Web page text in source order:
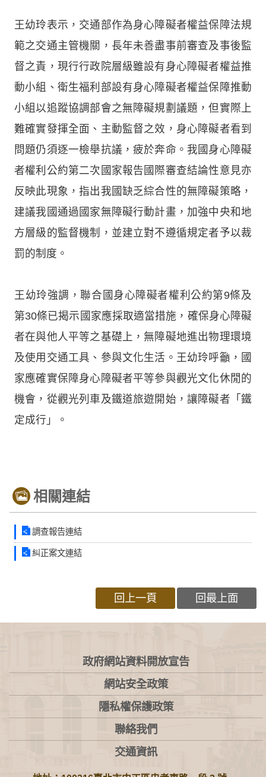
王幼玲表示，交通部作為身心障礙者權益保障法規
範之交通主管機關，長年未善盡事前審查及事後監
督之責，現行行政院層級雖設有身心障礙者權益推
動小組、衛生福利部設有身心障礙者權益保障推動
小組以追蹤協調部會之無障礙規劃議題，但實際上
難確實發揮全面、主動監督之效，身心障礙者看到
問題仍須逐一檢舉抗議，疲於奔命。我國身心障礙
者權利公約第二次國家報告國際審查結論性意見亦
反映此現象，指出我國缺乏綜合性的無障礙策略，
建議我國通過國家無障礙行動計畫，加強中央和地
方層級的監督機制，並建立對不遵循規定者予以裁
罰的制度。
王幼玲強調，聯合國身心障礙者權利公約第9條及
第30條已揭示國家應採取適當措施，確保身心障礙
者在與他人平等之基礎上，無障礙地進出物理環境
及使用交通工具、參與文化生活。王幼玲呼籲，國
家應確實保障身心障礙者平等參與觀光文化休閒的
機會，從觀光列車及鐵道旅遊開始，讓障礙者「鐵
定成行」。
相關連結
調查報告連結
糾正案文連結
回上一頁 回最上面
:::
政府網站資料開放宣告
網站安全政策
隱私權保護政策
聯絡我們
交通資訊